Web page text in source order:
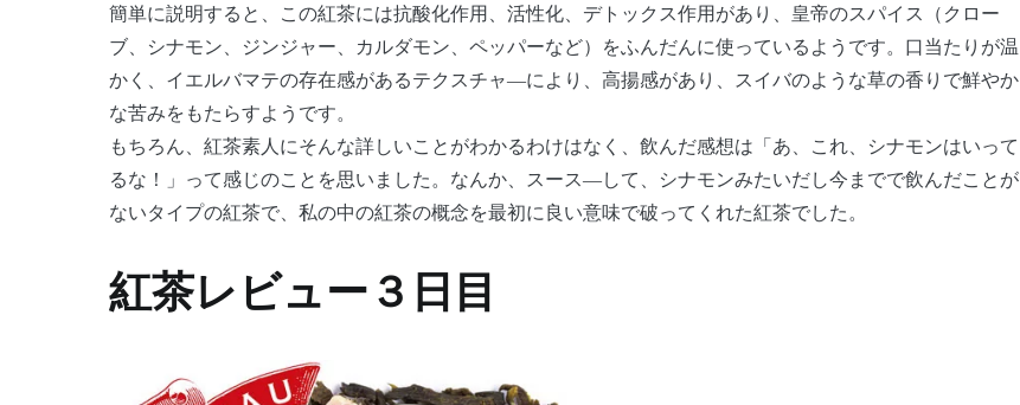
簡単に説明すると、この紅茶には抗酸化作用、活性化、デトックス作用があり、皇帝のスパイス（クロー
ブ、シナモン、ジンジャー、カルダモン、ペッパーなど）をふんだんに使っているようです。口当たりが温
かく、イエルバマテの存在感があるテクスチャ―により、高揚感があり、スイバのような草の香りで鮮やか
な苦みをもたらすようです。
もちろん、紅茶素人にそんな詳しいことがわかるわけはなく、飲んだ感想は「あ、これ、シナモンはいって
るな！」って感じのことを思いました。なんか、スース―して、シナモンみたいだし今までで飲んだことが
ないタイプの紅茶で、私の中の紅茶の概念を最初に良い意味で破ってくれた紅茶でした。
紅茶レビュー３日目